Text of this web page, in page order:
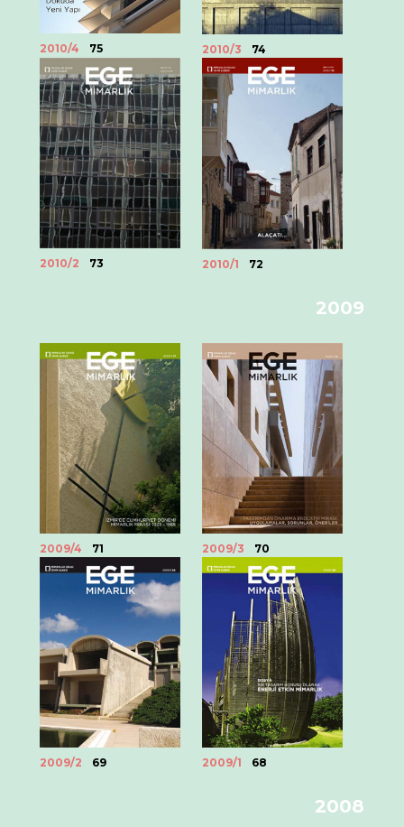
2008
2009
2009/4 71 2009/3 70
2009/2 69 2009/1 68
2010/4 75 2010/3 74
2010/2 73 2010/1 72